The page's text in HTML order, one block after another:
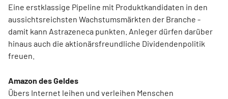
Eine erstklassige Pipeline mit Produktkandidaten in den
aussichtsreichsten Wachstumsmärkten der Branche -
damit kann Astrazeneca punkten. Anleger dürfen darüber
hinaus auch die aktionärsfreundliche Dividendenpolitik
freuen.
Amazon des Geldes
Übers Internet leihen und verleihen Menschen